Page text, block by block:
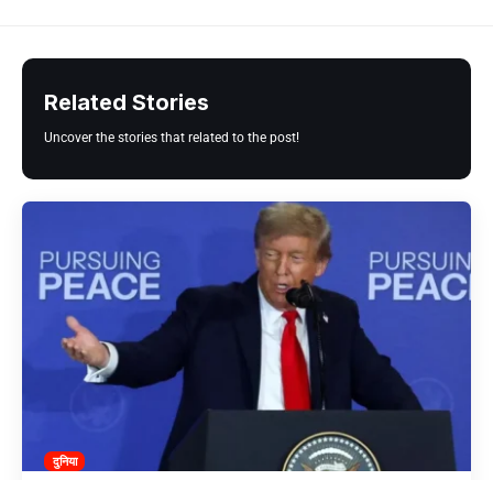
Related Stories
Uncover the stories that related to the post!
दुनिया